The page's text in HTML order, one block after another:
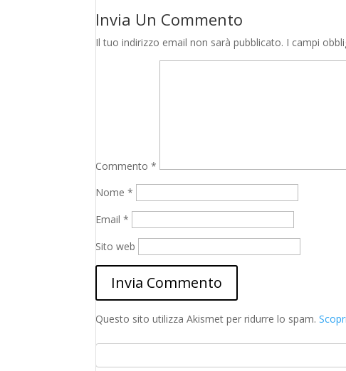
Invia Un Commento
Il tuo indirizzo email non sarà pubblicato. I campi
Commento*
Nome*
Email*
Sito web
Questo sito utilizza Akismet per ridurre lo spam.